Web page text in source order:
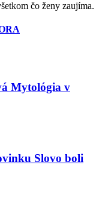
čo ženy zaujíma.
Mytológia v
Slovo boli